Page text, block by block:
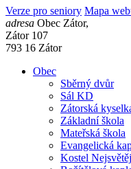
Verze pro seniory Mapa
adresa Obec Zátor,
Zátor 107
793 16 Zátor
Obec
Sběrný dvůr
Sál KD
Zátorská
Základní škola
Mateřská škola
Evangelická
Kostel